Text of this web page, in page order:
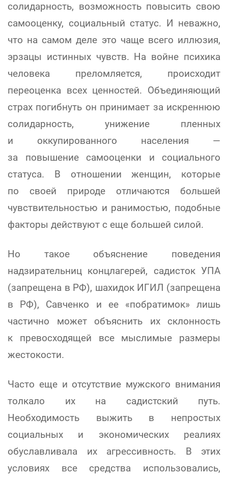
солидарность, возможность повысить свою
самооценку, социальный статус. И неважно,
что на самом деле это чаще всего иллюзия,
эрзацы истинных чувств. На войне психика
человека преломляется, происходит
переоценка всех ценностей. Объединяющий
страх погибнуть он принимает за искреннюю
солидарность, унижение пленных
и оккупированного населения —
за повышение самооценки и социального
статуса. В отношении женщин, которые
по своей природе отличаются большей
чувствительностью и ранимостью, подобные
факторы действуют с еще большей силой.
Но такое объяснение поведения
надзирательниц концлагерей, садисток УПА
(запрещена в РФ), шахидок ИГИЛ (запрещена
в РФ), Савченко и ее «побратимок» лишь
частично может объяснить их склонность
к превосходящей все мыслимые размеры
жестокости.
Часто еще и отсутствие мужского внимания
толкало их на садистский путь.
Необходимость выжить в непростых
социальных и экономических реалиях
обуславливала их агрессивность. В этих
условиях все средства использовались,